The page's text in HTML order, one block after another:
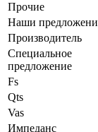
Прочие
Наши
Производитель
Специальное
предложение
Fs
Qts
Vas
Импеданс